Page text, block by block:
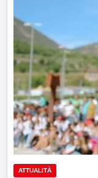
ATTUALITÀ